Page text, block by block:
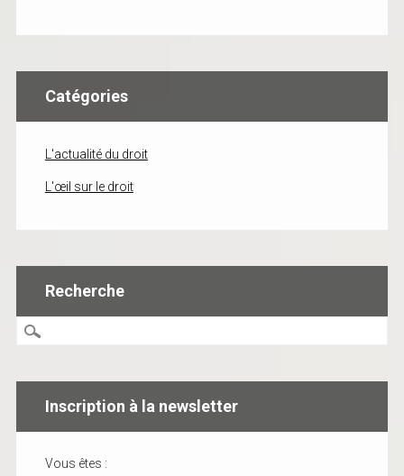
Catégories
L'actualité du droit
L'œil sur le droit
Recherche
Inscription à la newsletter
Vous êtes :